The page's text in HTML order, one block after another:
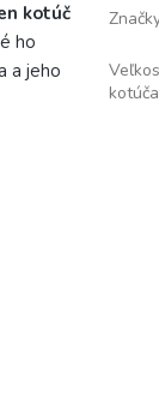
kotúč
ho
a jeho
kotúča